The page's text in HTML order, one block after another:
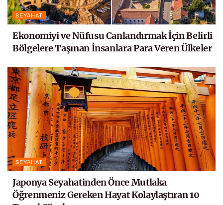
SEYAHAT
Ekonomiyi ve Nüfusu Canlandırmak İçin Belirli
Bölgelere Taşınan İnsanlara Para Veren Ülkeler
SEYAHAT
Japonya Seyahatinden Önce Mutlaka
Öğrenmeniz Gereken Hayat Kolaylaştıran 10